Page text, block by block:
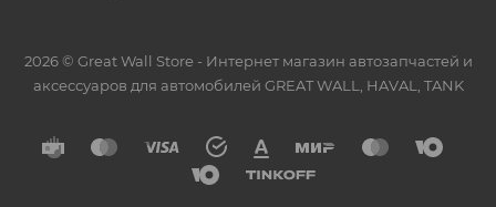
СПИСОК БРЕНДОВ
О КОМПАНИИ КАТАЛОГ